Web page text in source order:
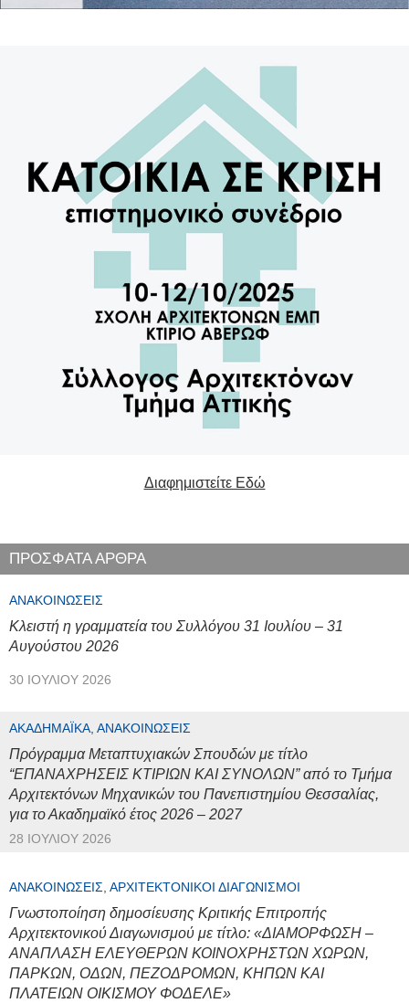
Διαφημιστείτε Εδώ
ΠΡΟΣΦΑΤΑ ΑΡΘΡΑ
ΑΝΑΚΟΙΝΏΣΕΙΣ
Κλειστή η γραμματεία του Συλλόγου 31 Ιουλίου – 31
Αυγούστου 2026
30 ΙΟΥΛΊΟΥ 2026
ΑΚΑΔΗΜΑΪΚΆ, ΑΝΑΚΟΙΝΏΣΕΙΣ
Πρόγραμμα Μεταπτυχιακών Σπουδών με τίτλο
“ΕΠΑΝΑΧΡΗΣΕΙΣ ΚΤΙΡΙΩΝ ΚΑΙ ΣΥΝΟΛΩΝ” από το Τμήμα
Αρχιτεκτόνων Μηχανικών του Πανεπιστημίου Θεσσαλίας,
για το Ακαδημαϊκό έτος 2026 – 2027
28 ΙΟΥΛΊΟΥ 2026
ΑΝΑΚΟΙΝΏΣΕΙΣ, ΑΡΧΙΤΕΚΤΟΝΙΚΟΊ ΔΙΑΓΩΝΙΣΜΟΊ
Γνωστοποίηση δημοσίευσης Κριτικής Επιτροπής
Αρχιτεκτονικού Διαγωνισμού με τίτλο: «ΔΙΑΜΟΡΦΩΣΗ –
ΑΝΑΠΛΑΣΗ ΕΛΕΥΘΕΡΩΝ ΚΟΙΝΟΧΡΗΣΤΩΝ ΧΩΡΩΝ,
ΠΑΡΚΩΝ, ΟΔΩΝ, ΠΕΖΟΔΡΟΜΩΝ, ΚΗΠΩΝ ΚΑΙ
ΠΛΑΤΕΙΩΝ ΟΙΚΙΣΜΟΥ ΦΟΔΕΛΕ»